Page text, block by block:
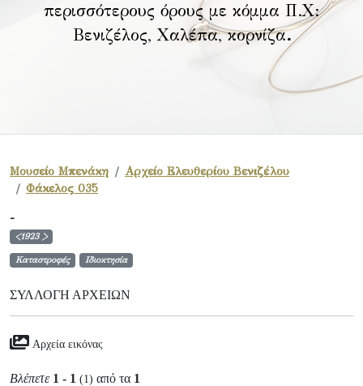
περισσότερους όρους με κόμμα Π.Χ:
Βενιζέλος, Χαλέπα, κορνίζα.
Μουσείο Μπενάκη
Αρχείο Ελευθερίου Βενιζέλου
Φάκελος 035
-
<1923 >
Καταστροφές Ιδιοκτησία
ΣΥΛΛΟΓΉ ΑΡΧΕΊΩΝ
Αρχεία εικόνας
Βλέπετε 1 - 1 (1) από τα 1